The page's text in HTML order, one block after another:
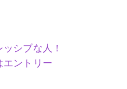
シブな人！
エントリー